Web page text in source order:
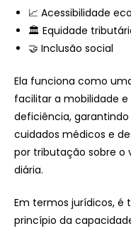
📈 Acessibilidade
🏛️ Equidade
🤝 Inclusão social
Ela funciona como
facilitar a mobilidade
deficiência,
cuidados médicos e
por tributação sobre o
diária.
Em termos jurídicos, é
princípio da